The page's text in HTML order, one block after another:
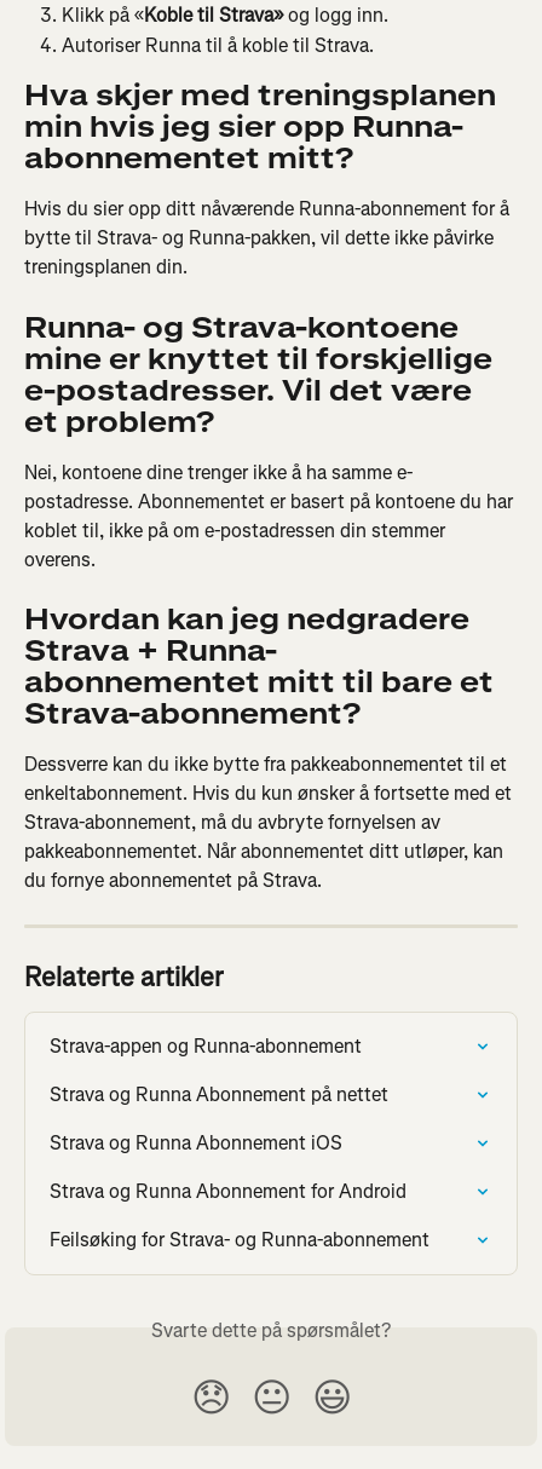
Klikk på «Koble til Strava» og logg inn.
Autoriser Runna til å koble til Strava.
Hva skjer med treningsplanen
min hvis jeg sier opp Runna-
abonnementet mitt?
Hvis du sier opp ditt nåværende Runna-abonnement for å
bytte til Strava- og Runna-pakken, vil dette ikke påvirke
treningsplanen din.
Runna- og Strava-kontoene
mine er knyttet til forskjellige
e-postadresser. Vil det være
et problem?
Nei, kontoene dine trenger ikke å ha samme e-
postadresse. Abonnementet er basert på kontoene du har
koblet til, ikke på om e-postadressen din stemmer
overens.
Hvordan kan jeg nedgradere
Strava + Runna-
abonnementet mitt til bare et
Strava-abonnement?
Dessverre kan du ikke bytte fra pakkeabonnementet til et
enkeltabonnement. Hvis du kun ønsker å fortsette med et
Strava-abonnement, må du avbryte fornyelsen av
pakkeabonnementet. Når abonnementet ditt utløper, kan
du fornye abonnementet på Strava.
Relaterte artikler
Strava-appen og Runna-abonnement
Strava og Runna Abonnement på nettet
Strava og Runna Abonnement iOS
Strava og Runna Abonnement for Android
Feilsøking for Strava- og Runna-abonnement
Svarte dette på spørsmålet?
😞 😐 😃